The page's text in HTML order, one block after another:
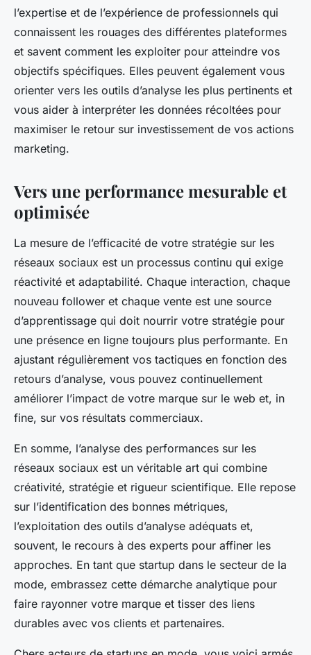
l’expertise et de l’expérience de professionnels qui
connaissent les rouages des différentes plateformes
et savent comment les exploiter pour atteindre vos
objectifs spécifiques. Elles peuvent également vous
orienter vers les outils d’analyse les plus pertinents et
vous aider à interpréter les données récoltées pour
maximiser le retour sur investissement de vos actions
marketing.
Vers une performance mesurable et
optimisée
La mesure de l’efficacité de votre stratégie sur les
réseaux sociaux est un processus continu qui exige
réactivité et adaptabilité. Chaque interaction, chaque
nouveau follower et chaque vente est une source
d’apprentissage qui doit nourrir votre stratégie pour
une présence en ligne toujours plus performante. En
ajustant régulièrement vos tactiques en fonction des
retours d’analyse, vous pouvez continuellement
améliorer l’impact de votre marque sur le web et, in
fine, sur vos résultats commerciaux.
En somme, l’analyse des performances sur les
réseaux sociaux est un véritable art qui combine
créativité, stratégie et rigueur scientifique. Elle repose
sur l’identification des bonnes métriques,
l’exploitation des outils d’analyse adéquats et,
souvent, le recours à des experts pour affiner les
approches. En tant que startup dans le secteur de la
mode, embrassez cette démarche analytique pour
faire rayonner votre marque et tisser des liens
durables avec vos clients et partenaires.